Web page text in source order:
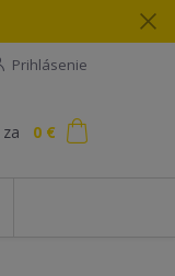
Prihlásenie
za 0 €